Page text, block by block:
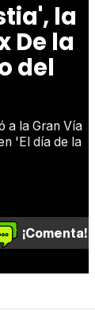
la
De la
del
a la Gran Vía
'El día de la
¡Comenta!